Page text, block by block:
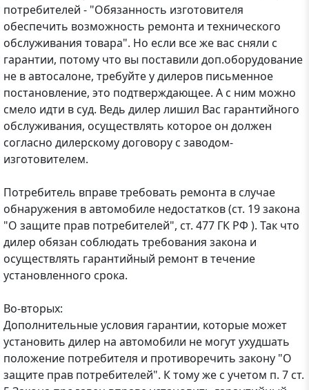
потребителей - "Обязанность изготовителя
обеспечить возможность ремонта и технического
обслуживания товара". Но если все же вас сняли с
гарантии, потому что вы поставили доп.оборудование
не в автосалоне, требуйте у дилеров письменное
постановление, это подтверждающее. А с ним можно
смело идти в суд. Ведь дилер лишил Вас гарантийного
обслуживания, осуществлять которое он должен
согласно дилерскому договору с заводом-
изготовителем.
Потребитель вправе требовать ремонта в случае
обнаружения в автомобиле недостатков (ст. 19 закона
"О защите прав потребителей", ст. 477 ГК РФ ). Так что
дилер обязан соблюдать требования закона и
осуществлять гарантийный ремонт в течение
установленного срока.
Во-вторых:
Дополнительные условия гарантии, которые может
установить дилер на автомобили не могут ухудшать
положение потребителя и противоречить закону "О
защите прав потребителей". К тому же с учетом п. 7 ст.